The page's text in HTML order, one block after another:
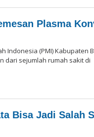
Plasma
Indonesia (PMI) Kabupaten
dari sejumlah rumah sakit di
Bisa Jadi Salah